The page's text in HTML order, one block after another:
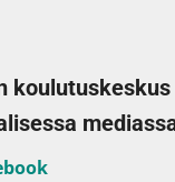
koulutuskeskus